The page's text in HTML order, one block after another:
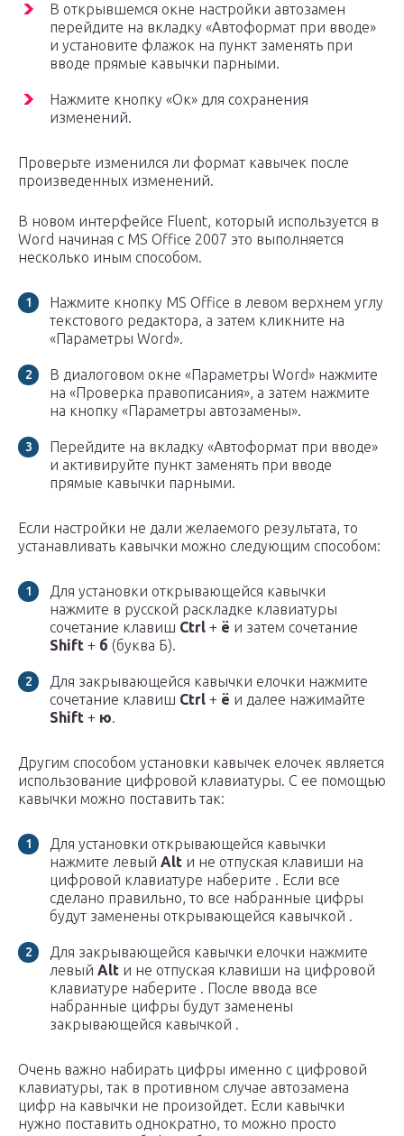
В открывшемся окне настройки автозамен
перейдите на вкладку «Автоформат при вводе»
и установите флажок на пункт заменять при
вводе прямые кавычки парными.
Нажмите кнопку «Ок» для сохранения
изменений.
Проверьте изменился ли формат кавычек после
произведенных изменений.
В новом интерфейсе Fluent, который используется в
Word начиная с MS Office 2007 это выполняется
несколько иным способом.
Нажмите кнопку MS Office в левом верхнем углу
текстового редактора, а затем кликните на
«Параметры Word».
В диалоговом окне «Параметры Word» нажмите
на «Проверка правописания», а затем нажмите
на кнопку «Параметры автозамены».
Перейдите на вкладку «Автоформат при вводе»
и активируйте пункт заменять при вводе
прямые кавычки парными.
Если настройки не дали желаемого результата, то
устанавливать кавычки можно следующим способом:
Для установки открывающейся кавычки
нажмите в русской раскладке клавиатуры
сочетание клавиш Ctrl + ё и затем сочетание
Shift + б (буква Б).
Для закрывающейся кавычки елочки нажмите
сочетание клавиш Ctrl + ё и далее нажимайте
Shift + ю.
Другим способом установки кавычек елочек является
использование цифровой клавиатуры. С ее помощью
кавычки можно поставить так:
Для установки открывающейся кавычки
нажмите левый Alt и не отпуская клавиши на
цифровой клавиатуре наберите . Если все
сделано правильно, то все набранные цифры
будут заменены открывающейся кавычкой .
Для закрывающейся кавычки елочки нажмите
левый Alt и не отпуская клавиши на цифровой
клавиатуре наберите . После ввода все
набранные цифры будут заменены
закрывающейся кавычкой .
Очень важно набирать цифры именно с цифровой
клавиатуры, так в противном случае автозамена
цифр на кавычки не произойдет. Если кавычки
нужно поставить однократно, то можно просто